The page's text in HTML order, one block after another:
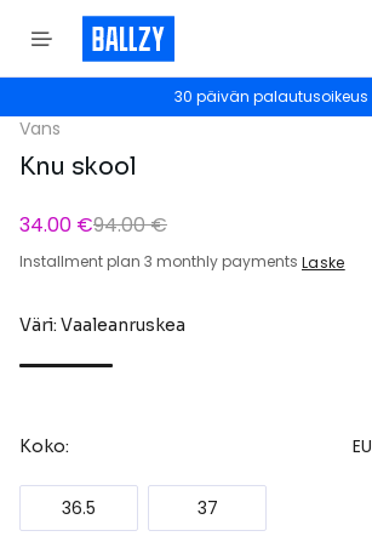
30 päivän palautusoikeus
Vans
Knu skool
34.00 €94.00 €
Installment plan 3 monthly payments Laske
Väri: Vaaleanruskea
Koko: EU
36.5 37